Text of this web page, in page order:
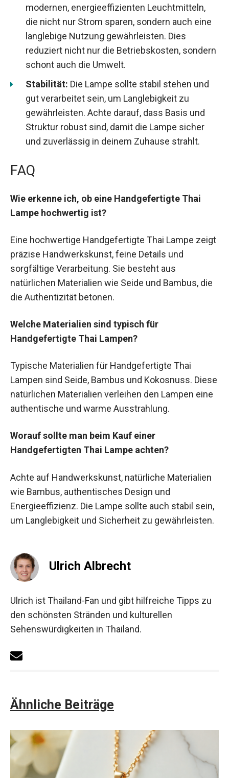
modernen, energieeffizienten Leuchtmitteln,
die nicht nur Strom sparen, sondern auch eine
langlebige Nutzung gewährleisten. Dies
reduziert nicht nur die Betriebskosten, sondern
schont auch die Umwelt.
Stabilität: Die Lampe sollte stabil stehen und
gut verarbeitet sein, um Langlebigkeit zu
gewährleisten. Achte darauf, dass Basis und
Struktur robust sind, damit die Lampe sicher
und zuverlässig in deinem Zuhause strahlt.
FAQ
Wie erkenne ich, ob eine Handgefertigte Thai
Lampe hochwertig ist?
Eine hochwertige Handgefertigte Thai Lampe zeigt
präzise Handwerkskunst, feine Details und
sorgfältige Verarbeitung. Sie besteht aus
natürlichen Materialien wie Seide und Bambus, die
die Authentizität betonen.
Welche Materialien sind typisch für
Handgefertigte Thai Lampen?
Typische Materialien für Handgefertigte Thai
Lampen sind Seide, Bambus und Kokosnuss. Diese
natürlichen Materialien verleihen den Lampen eine
authentische und warme Ausstrahlung.
Worauf sollte man beim Kauf einer
Handgefertigten Thai Lampe achten?
Achte auf Handwerkskunst, natürliche Materialien
wie Bambus, authentisches Design und
Energieeffizienz. Die Lampe sollte auch stabil sein,
um Langlebigkeit und Sicherheit zu gewährleisten.
Ulrich Albrecht
Ulrich ist Thailand-Fan und gibt hilfreiche Tipps zu
den schönsten Stränden und kulturellen
Sehenswürdigkeiten in Thailand.
Ähnliche Beiträge